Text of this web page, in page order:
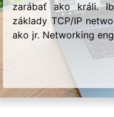
zarábať ako králi.
základy TCP/IP
ako jr. Networking